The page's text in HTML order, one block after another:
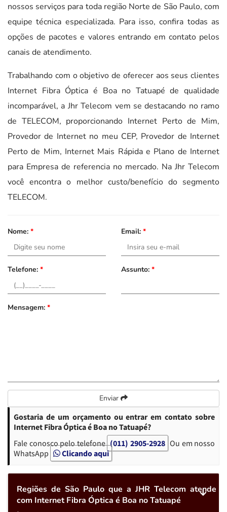
nossos serviços para toda região Norte de São Paulo, com
equipe técnica especializada. Para isso, confira todas as
opções de pacotes e valores entrando em contato pelos
canais de atendimento.
Trabalhando com o objetivo de oferecer aos seus clientes
Internet Fibra Óptica é Boa no Tatuapé de qualidade
incomparável, a Jhr Telecom vem se destacando no ramo
de TELECOM, proporcionando Internet Perto de Mim,
Provedor de Internet no meu CEP, Provedor de Internet
Perto de Mim, Internet Mais Rápida e Plano de Internet
para Empresa de referencia no mercado. Na Jhr Telecom
você encontra o melhor custo/benefício do segmento
TELECOM.
Nome: * Email: *
Telefone: * Assunto: *
Mensagem: *
Enviar
Gostaria de um orçamento ou entrar em contato sobre
Internet Fibra Óptica é Boa no Tatuapé?
Fale conosco pelo telefone (011) 2905-2928 Ou em nosso
WhatsApp
Clicando aqui
Regiões de São Paulo que a JHR Telecom atende
com Internet Fibra Óptica é Boa no Tatuapé